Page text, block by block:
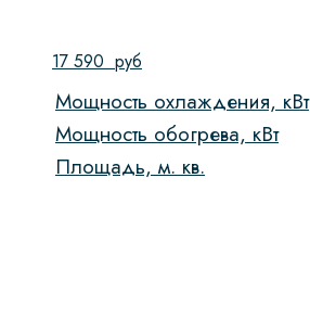
17 590 руб
Мощность охлаждения, кВт
Мощность обогрева, кВт
Площадь, м. кв.